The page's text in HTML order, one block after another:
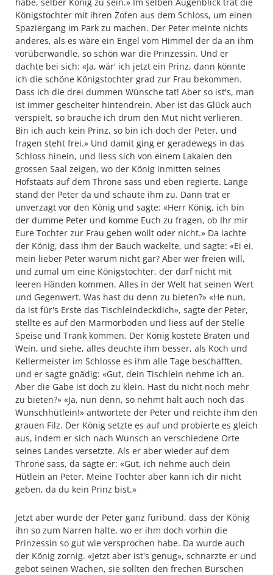
Königstochter mit ihren Zofen aus dem Schloss, um einen
Spaziergang im Park zu machen. Der Peter meinte nichts
anderes, als es wäre ein Engel vom Himmel der da an ihm
vorüberwandle, so schön war die Prinzessin. Und er
dachte bei sich: «Ja, wär' ich jetzt ein Prinz, dann könnte
ich die schöne Königstochter grad zur Frau bekommen.
Dass ich die drei dummen Wünsche tat! Aber so ist's, man
ist immer gescheiter hintendrein. Aber ist das Glück auch
verspielt, so brauche ich drum den Mut nicht verlieren.
Bin ich auch kein Prinz, so bin ich doch der Peter, und
fragen steht frei.» Und damit ging er geradewegs in das
Schloss hinein, und liess sich von einem Lakaien den
grossen Saal zeigen, wo der König inmitten seines
Hofstaats auf dem Throne sass und eben regierte. Lange
stand der Peter da und schaute ihm zu. Dann trat er
unverzagt vor den König und sagte: «Herr König, ich bin
der dumme Peter und komme Euch zu fragen, ob Ihr mir
Eure Tochter zur Frau geben wollt oder nicht.» Da lachte
der König, dass ihm der Bauch wackelte, und sagte: «Ei ei,
mein lieber Peter warum nicht gar? Aber wer freien will,
und zumal um eine Königstochter, der darf nicht mit
leeren Händen kommen. Alles in der Welt hat seinen Wert
und Gegenwert. Was hast du denn zu bieten?» «He nun,
da ist für's Erste das Tischleindeckdich», sagte der Peter,
stellte es auf den Marmorboden und liess auf der Stelle
Speise und Trank kommen. Der König kostete Braten und
Wein, und siehe, alles deuchte ihm besser, als Koch und
Kellermeister im Schlosse es ihm alle Tage beschafften,
und er sagte gnädig: «Gut, dein Tischlein nehme ich an.
Aber die Gabe ist doch zu klein. Hast du nicht noch mehr
zu bieten?» «Ja, nun denn, so nehmt halt auch noch das
Wunschhütlein!» antwortete der Peter und reichte ihm den
grauen Filz. Der König setzte es auf und probierte es gleich
aus, indem er sich nach Wunsch an verschiedene Orte
seines Landes versetzte. Als er aber wieder auf dem
Throne sass, da sagte er: «Gut, ich nehme auch dein
Hütlein an Peter. Meine Tochter aber kann ich dir nicht
geben, da du kein Prinz bist.»
Jetzt aber wurde der Peter ganz furibund, dass der König
ihn so zum Narren halte, wo er ihm doch vorhin die
Prinzessin so gut wie versprochen habe. Da wurde auch
der König zornig. «Jetzt aber ist's genug», schnarzte er und
gebot seinen Wachen, sie sollten den frechen Burschen